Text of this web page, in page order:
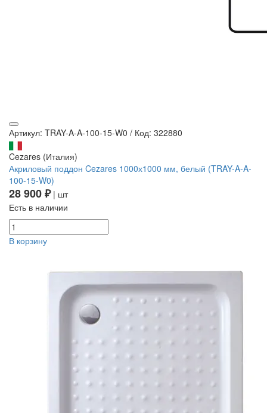
Артикул: TRAY-A-A-100-15-W0 / Код: 322880
Cezares (Италия)
Акриловый поддон Cezares 1000х1000 мм, белый (TRAY-A-A-
100-15-W0)
28 900 ₽| шт
Есть в наличии
В корзину